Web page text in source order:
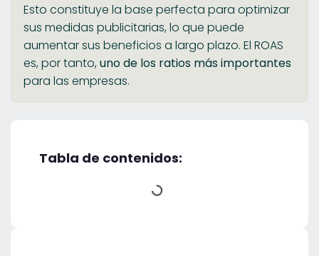
Esto constituye la base perfecta para optimizar
sus medidas publicitarias, lo que puede
aumentar sus beneficios a largo plazo. El ROAS
es, por tanto,uno de los ratios más importantes
para las empresas.
Tabla de contenidos: